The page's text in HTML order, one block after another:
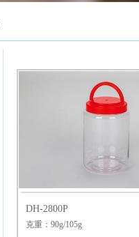
DH-2800P
克重：90g/105g